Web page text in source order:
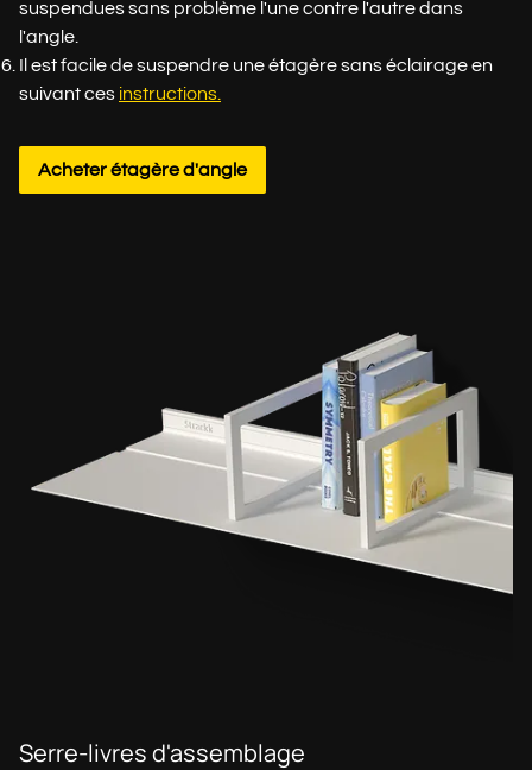
suspendues sans problème l'une contre l'autre dans
l'angle.
Il est facile de suspendre une étagère sans éclairage en
suivant ces instructions.
Acheter étagère d'angle
Serre-livres d'assemblage